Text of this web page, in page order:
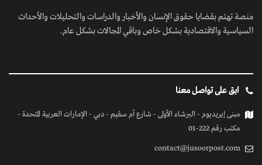
منصة تهتم بقضايا حقوق الإنسان والأخبار والدراسات والتحليلات والأحداث
السياسية والاقتصادية بشكل خاص وباقي المجالات بشكل عام.
ابق على تواصل معنا
مبنى إيريديوم - البرشاء الأولى - شارع أم سقيم - دبي - الإمارات العربية المتحدة -
مكتب رقم 222-01
contact@jusoorpost.com